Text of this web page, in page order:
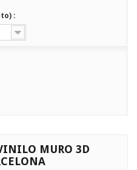
:
MURO 3D